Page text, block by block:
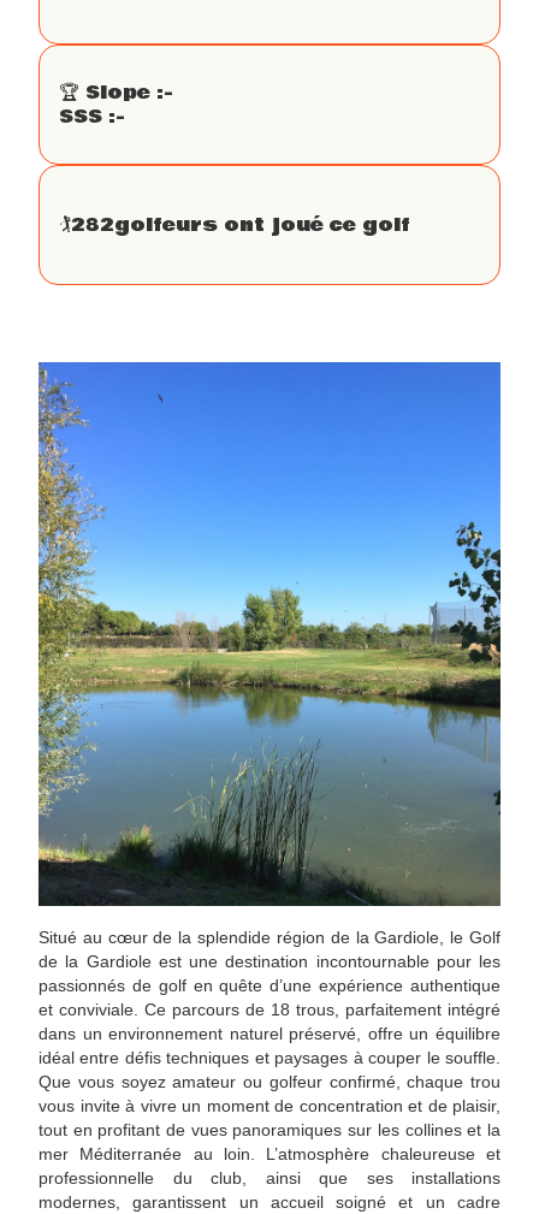
🏆 Slope :-
SSS :-
🏌282golfeurs ont joué ce golf
Situé au cœur de la splendide région de la Gardiole, le Golf
de la Gardiole est une destination incontournable pour les
passionnés de golf en quête d’une expérience authentique
et conviviale. Ce parcours de 18 trous, parfaitement intégré
dans un environnement naturel préservé, offre un équilibre
idéal entre défis techniques et paysages à couper le souffle.
Que vous soyez amateur ou golfeur confirmé, chaque trou
vous invite à vivre un moment de concentration et de plaisir,
tout en profitant de vues panoramiques sur les collines et la
mer Méditerranée au loin. L’atmosphère chaleureuse et
professionnelle du club, ainsi que ses installations
modernes, garantissent un accueil soigné et un cadre